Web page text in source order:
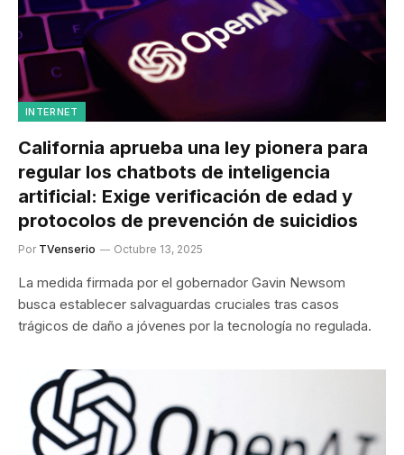
INTERNET
California aprueba una ley pionera para
regular los chatbots de inteligencia
artificial: Exige verificación de edad y
protocolos de prevención de suicidios
Por TVenserio Octubre 13, 2025
La medida firmada por el gobernador Gavin Newsom
busca establecer salvaguardas cruciales tras casos
trágicos de daño a jóvenes por la tecnología no regulada.